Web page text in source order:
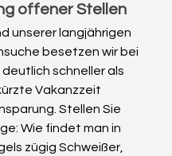
offener Stellen
unserer langjährigen
besetzen wir bei
schneller als
Vakanzzeit
Stellen Sie
Wie findet man in
zügig Schweißer,